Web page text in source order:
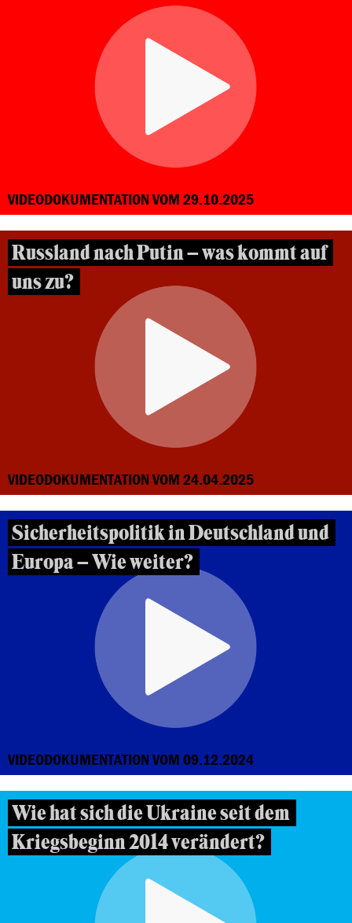
VIDEODOKUMENTATION VOM 29.10.2025
Russland nach Putin – was kommt auf
uns zu?
VIDEODOKUMENTATION VOM 24.04.2025
Sicherheitspolitik in Deutschland und
Europa – Wie weiter?
VIDEODOKUMENTATION VOM 09.12.2024
Wie hat sich die Ukraine seit dem
Kriegsbeginn 2014 verändert?